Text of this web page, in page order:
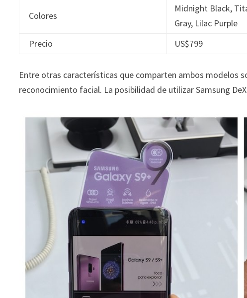
Colores
Midnight Black,
Gray, Lilac Purple
Precio
US$799
Entre otras características que comparten ambos modelos
reconocimiento facial. La posibilidad de utilizar Samsung DeX